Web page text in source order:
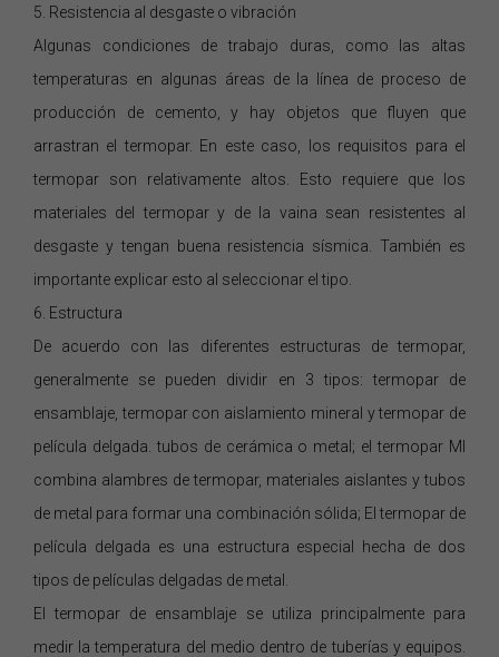
5. Resistencia al desgaste o vibración
Algunas condiciones de trabajo duras, como las altas
temperaturas en algunas áreas de la línea de proceso de
producción de cemento, y hay objetos que fluyen que
arrastran el termopar. En este caso, los requisitos para el
termopar son relativamente altos. Esto requiere que los
materiales del termopar y de la vaina sean resistentes al
desgaste y tengan buena resistencia sísmica. También es
importante explicar esto al seleccionar el tipo.
6. Estructura
De acuerdo con las diferentes estructuras de termopar,
generalmente se pueden dividir en 3 tipos: termopar de
ensamblaje, termopar con aislamiento mineral y termopar de
película delgada. tubos de cerámica o metal; el termopar MI
combina alambres de termopar, materiales aislantes y tubos
de metal para formar una combinación sólida; El termopar de
película delgada es una estructura especial hecha de dos
tipos de películas delgadas de metal.
El termopar de ensamblaje se utiliza principalmente para
medir la temperatura del medio dentro de tuberías y equipos.